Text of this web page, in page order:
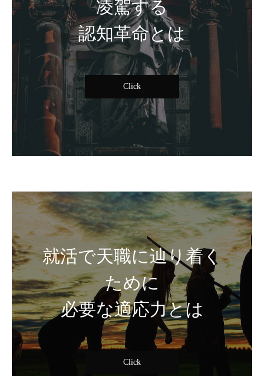
凌駕する
認知革命とは
Click
就活で天職に辿り着く
ために
必要な適応力とは
Click